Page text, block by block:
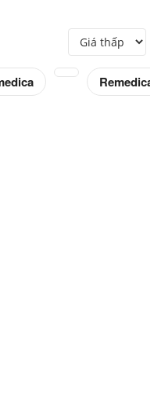
Remedica